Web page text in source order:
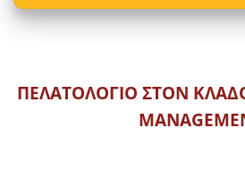
ΠΕΛΑΤΟΛΟΓΙΟ ΣΤΟΝ